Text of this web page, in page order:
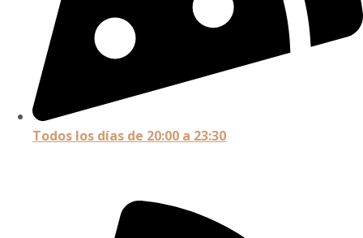
Todos los días de 20:00 a 23:30